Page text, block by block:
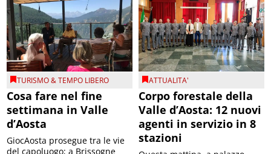
TURISMO & TEMPO LIBERO
Cosa fare nel fine
settimana in Valle
d’Aosta
GiocAosta prosegue tra le vie
del capoluogo; a Brissogne
ATTUALITA'
Corpo forestale della
Valle d’Aosta: 12 nuovi
agenti in servizio in 8
stazioni